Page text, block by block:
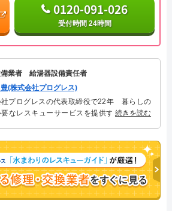
0120-091-026
受付時間 24時間
備業者 給湯器設備責任者
(株式会社プログレス)
社プログレスの代表取締役で22年 暮らしの
なレスキューサービスを提供する株式会社
のお客様に信頼される「給湯器」のスペシ
。
続きを読む